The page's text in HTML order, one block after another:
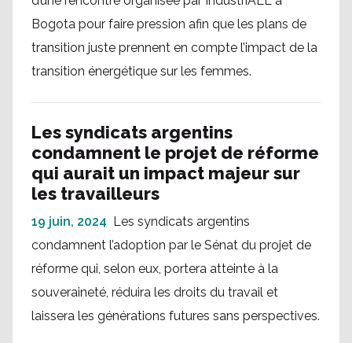
Bogota pour faire pression afin que les plans de
transition juste prennent en compte l’impact de la
transition énergétique sur les femmes.
Les syndicats argentins
condamnent le projet de réforme
qui aurait un impact majeur sur
les travailleurs
19 juin, 2024 Les syndicats argentins
condamnent l’adoption par le Sénat du projet de
réforme qui, selon eux, portera atteinte à la
souveraineté, réduira les droits du travail et
laissera les générations futures sans perspectives.